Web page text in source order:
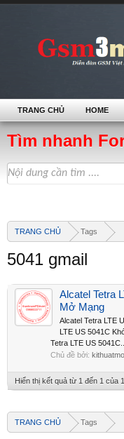
Tìm nhanh
TRANG CHỦ Tags
5041 gmail
Alcatel Tetra
Mở Mạng
Alcatel Tetra LTE
LTE US 5041C
Tetra LTE US 5041C...
Chủ đề bởi:
Hiển thị kết quả từ 1 đến 1 của 1
TRANG CHỦ Tags
TRANG CHỦ HOME